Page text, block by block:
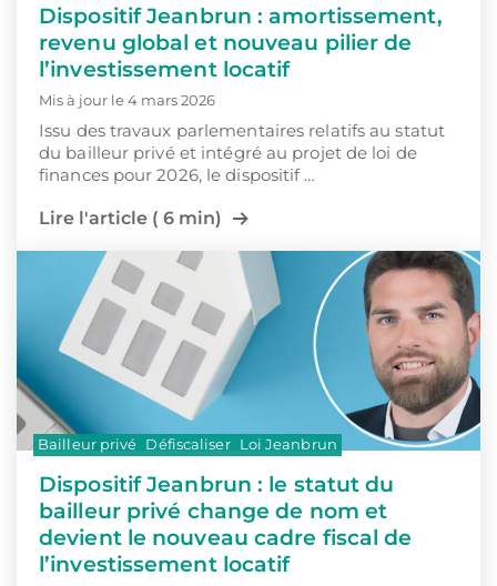
Dispositif Jeanbrun : amortissement,
revenu global et nouveau pilier de
l’investissement locatif
Mis à jour le 4 mars 2026
Issu des travaux parlementaires relatifs au statut
du bailleur privé et intégré au projet de loi de
finances pour 2026, le dispositif …
Lire l'article ( 6 min)
Dispositif Jeanbrun : le statut du
bailleur privé change de nom et
devient le nouveau cadre fiscal de
l’investissement locatif
Bailleur privé Défiscaliser Loi Jeanbrun